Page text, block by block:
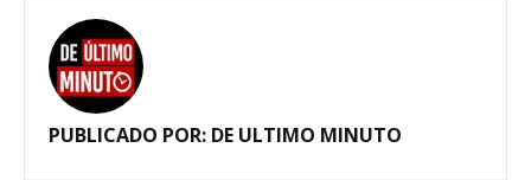
PUBLICADO POR: DE ULTIMO MINUTO